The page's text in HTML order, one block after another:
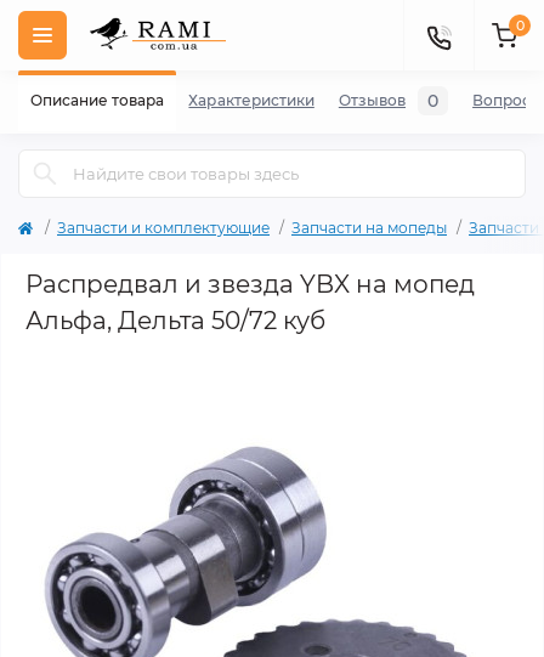
0
Запчасти и комплектующие Запчасти на мопеды
Распредвал и звезда YBX на мопед
Альфа, Дельта 50/72 куб
Описание товара Характеристики Отзывов 0 Вопросы